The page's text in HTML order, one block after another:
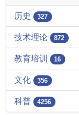
历史 327
技术理论 872
教育培训 16
文化 356
科普 4256